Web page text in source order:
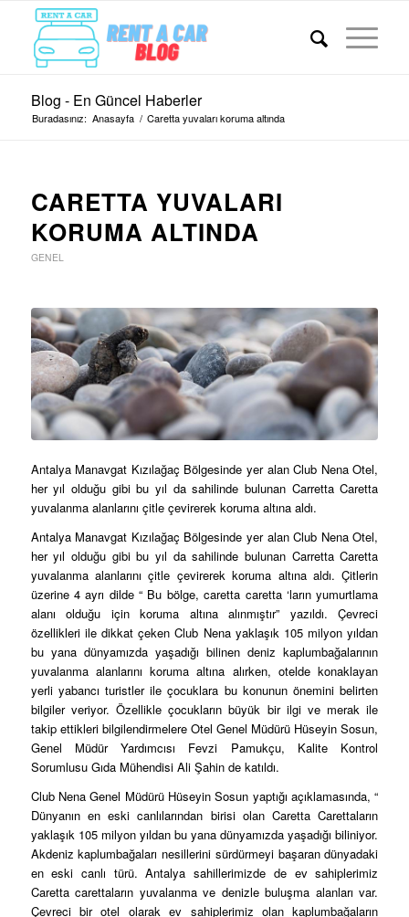
Blog - En Güncel Haberler
Buradasınız: Anasayfa / Caretta yuvaları koruma altında
CARETTA YUVALARI
KORUMA ALTINDA
GENEL
Antalya Manavgat Kızılağaç Bölgesinde yer alan Club Nena Otel,
her yıl olduğu gibi bu yıl da sahilinde bulunan Carretta Caretta
yuvalanma alanlarını çitle çevirerek koruma altına aldı.
Antalya Manavgat Kızılağaç Bölgesinde yer alan Club Nena Otel,
her yıl olduğu gibi bu yıl da sahilinde bulunan Carretta Caretta
yuvalanma alanlarını çitle çevirerek koruma altına aldı. Çitlerin
üzerine 4 ayrı dilde “ Bu bölge, caretta caretta ‘ların yumurtlama
alanı olduğu için koruma altına alınmıştır” yazıldı. Çevreci
özellikleri ile dikkat çeken Club Nena yaklaşık 105 milyon yıldan
bu yana dünyamızda yaşadığı bilinen deniz kaplumbağalarının
yuvalanma alanlarını koruma altına alırken, otelde konaklayan
yerli yabancı turistler ile çocuklara bu konunun önemini belirten
bilgiler veriyor. Özellikle çocukların büyük bir ilgi ve merak ile
takip ettikleri bilgilendirmelere Otel Genel Müdürü Hüseyin Sosun,
Genel Müdür Yardımcısı Fevzi Pamukçu, Kalite Kontrol
Sorumlusu Gıda Mühendisi Ali Şahin de katıldı.
Club Nena Genel Müdürü Hüseyin Sosun yaptığı açıklamasında, “
Dünyanın en eski canlılarından birisi olan Caretta Carettaların
yaklaşık 105 milyon yıldan bu yana dünyamızda yaşadığı biliniyor.
Akdeniz kaplumbağaları nesillerini sürdürmeyi başaran dünyadaki
en eski canlı türü. Antalya sahillerimizde de ev sahiplerimiz
Caretta carettaların yuvalanma ve denizle buluşma alanları var.
Çevreci bir otel olarak ev sahiplerimiz olan kaplumbağaların